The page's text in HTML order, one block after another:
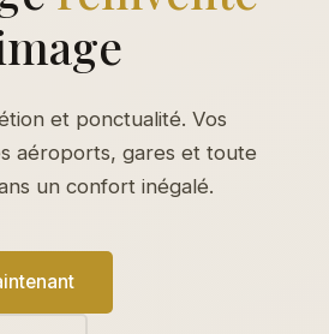
et ponctualité. Vos
aéroports, gares et toute
un confort inégalé.